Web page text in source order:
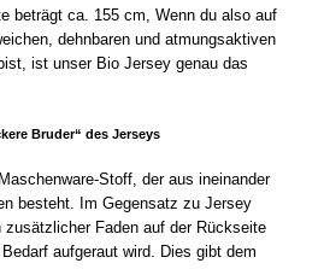
beträgt ca. 155 cm, Wenn du also auf
dehnbaren und atmungsaktiven
ist unser Bio Jersey genau das
Bruder“ des Jerseys
Stoff, der aus ineinander
besteht. Im Gegensatz zu Jersey
zusätzlicher Faden auf der Rückseite
aufgeraut wird. Dies gibt dem